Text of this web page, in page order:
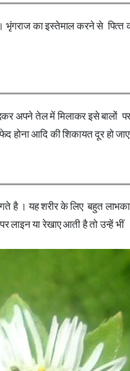
का इस्‍तेमाल करने से पित्‍त
अपने तेल में मिलाकर इसे
आदि की शिकायत दूर हो
यह शरीर के लिए बहुत लाभकारी
लाइन या रेखाए आती है तो उन्हें